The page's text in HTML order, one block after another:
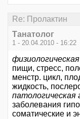
Re: Пролактин
Танатолог
1 - 20.04.2010 - 16:22
пищи, стресс,
менстр. цикл,
жидкость,
патологическая
заболевания
соматические и